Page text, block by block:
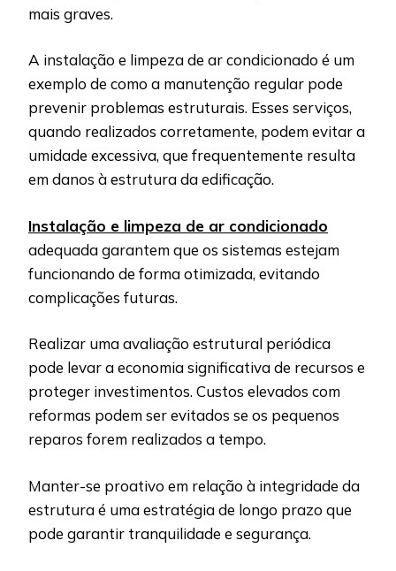
mais graves.
A instalação e limpeza de ar condicionado é um
exemplo de como a manutenção regular pode
prevenir problemas estruturais. Esses serviços,
quando realizados corretamente, podem evitar a
umidade excessiva, que frequentemente resulta
em danos à estrutura da edificação.
Instalação e limpeza de ar condicionado
adequada garantem que os sistemas estejam
funcionando de forma otimizada, evitando
complicações futuras.
Realizar uma avaliação estrutural periódica
pode levar a economia significativa de recursos e
proteger investimentos. Custos elevados com
reformas podem ser evitados se os pequenos
reparos forem realizados a tempo.
Manter-se proativo em relação à integridade da
estrutura é uma estratégia de longo prazo que
pode garantir tranquilidade e segurança.